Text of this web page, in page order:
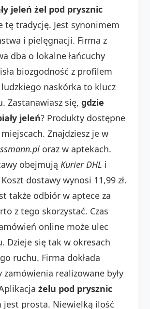
jeleń żel pod prysznic
tę tradycję. Jest synonimem
i pielęgnacji. Firma z
dba o lokalne łańcuchy
biozgodność z profilem
naskórka to klucz
Zastanawiasz się, gdzie
jeleń? Produkty dostępne
Znajdziesz je w
oraz w aptekach.
obejmują Kurier DHL i
Koszt dostawy wynosi 11,99 zł.
także odbiór w aptece za
z tego skorzystać. Czas
online może ulec
Dzieje się tak w okresach
ruchu. Firma dokłada
zamówienia realizowane były
żelu pod prysznic
jest prosta. Niewielką ilość